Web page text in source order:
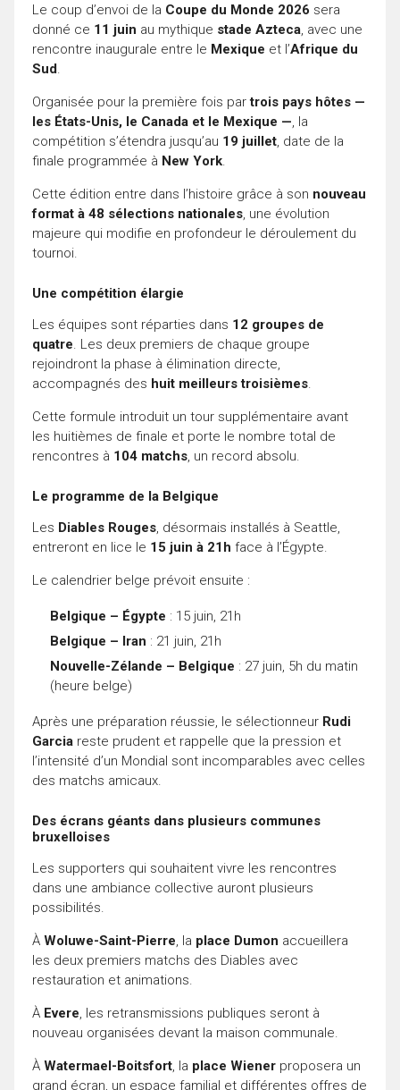
Le coup d’envoi de la Coupe du Monde 2026 sera
donné ce 11 juin au mythique stade Azteca, avec une
rencontre inaugurale entre le Mexique et l’Afrique du
Sud.
Organisée pour la première fois partrois pays hôtes —
les États-Unis, le Canada et le Mexique —, la
compétition s’étendra jusqu’au 19 juillet, date de la
finale programmée à New York.
Cette édition entre dans l’histoire grâce à son nouveau
format à 48 sélections nationales, une évolution
majeure qui modifie en profondeur le déroulement du
tournoi.
Une compétition élargie
Les équipes sont réparties dans 12 groupes de
quatre. Les deux premiers de chaque groupe
rejoindront la phase à élimination directe,
accompagnés des huit meilleurs troisièmes.
Cette formule introduit un tour supplémentaire avant
les huitièmes de finale et porte le nombre total de
rencontres à 104 matchs, un record absolu.
Le programme de la Belgique
Les Diables Rouges, désormais installés à Seattle,
entreront en lice le 15 juin à 21h face à l’Égypte.
Le calendrier belge prévoit ensuite :
Belgique – Égypte : 15 juin, 21h
Belgique – Iran : 21 juin, 21h
Nouvelle-Zélande – Belgique : 27 juin, 5h du matin
(heure belge)
Après une préparation réussie, le sélectionneur Rudi
Garcia reste prudent et rappelle que la pression et
l’intensité d’un Mondial sont incomparables avec celles
des matchs amicaux.
Des écrans géants dans plusieurs communes
bruxelloises
Les supporters qui souhaitent vivre les rencontres
dans une ambiance collective auront plusieurs
possibilités.
À Woluwe-Saint-Pierre, la place Dumon accueillera
les deux premiers matchs des Diables avec
restauration et animations.
À Evere, les retransmissions publiques seront à
nouveau organisées devant la maison communale.
À Watermael-Boitsfort, la place Wiener proposera un
grand écran, un espace familial et différentes offres de